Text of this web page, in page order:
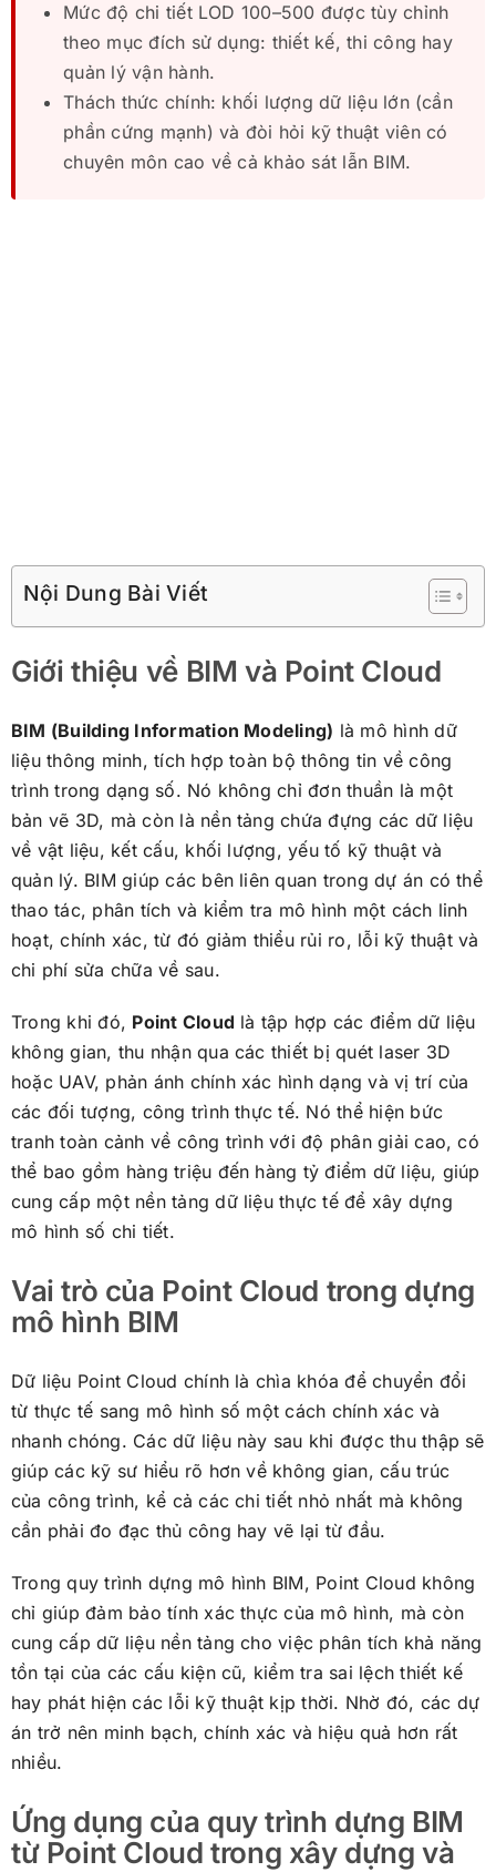
Mức độ chi tiết LOD 100–500 được tùy chỉnh
theo mục đích sử dụng: thiết kế, thi công hay
quản lý vận hành.
Thách thức chính: khối lượng dữ liệu lớn (cần
phần cứng mạnh) và đòi hỏi kỹ thuật viên có
chuyên môn cao về cả khảo sát lẫn BIM.
Nội Dung Bài Viết
Giới thiệu về BIM và Point Cloud
BIM (Building Information Modeling) là mô hình dữ
liệu thông minh, tích hợp toàn bộ thông tin về công
trình trong dạng số. Nó không chỉ đơn thuần là một
bản vẽ 3D, mà còn là nền tảng chứa đựng các dữ liệu
về vật liệu, kết cấu, khối lượng, yếu tố kỹ thuật và
quản lý. BIM giúp các bên liên quan trong dự án có thể
thao tác, phân tích và kiểm tra mô hình một cách linh
hoạt, chính xác, từ đó giảm thiểu rủi ro, lỗi kỹ thuật và
chi phí sửa chữa về sau.
Trong khi đó, Point Cloud là tập hợp các điểm dữ liệu
không gian, thu nhận qua các thiết bị quét laser 3D
hoặc UAV, phản ánh chính xác hình dạng và vị trí của
các đối tượng, công trình thực tế. Nó thể hiện bức
tranh toàn cảnh về công trình với độ phân giải cao, có
thể bao gồm hàng triệu đến hàng tỷ điểm dữ liệu, giúp
cung cấp một nền tảng dữ liệu thực tế để xây dựng
mô hình số chi tiết.
Vai trò của Point Cloud trong dựng
mô hình BIM
Dữ liệu Point Cloud chính là chìa khóa để chuyển đổi
từ thực tế sang mô hình số một cách chính xác và
nhanh chóng. Các dữ liệu này sau khi được thu thập sẽ
giúp các kỹ sư hiểu rõ hơn về không gian, cấu trúc
của công trình, kể cả các chi tiết nhỏ nhất mà không
cần phải đo đạc thủ công hay vẽ lại từ đầu.
Trong quy trình dựng mô hình BIM, Point Cloud không
chỉ giúp đảm bảo tính xác thực của mô hình, mà còn
cung cấp dữ liệu nền tảng cho việc phân tích khả năng
tồn tại của các cấu kiện cũ, kiểm tra sai lệch thiết kế
hay phát hiện các lỗi kỹ thuật kịp thời. Nhờ đó, các dự
án trở nên minh bạch, chính xác và hiệu quả hơn rất
nhiều.
Ứng dụng của quy trình dựng BIM
từ Point Cloud trong xây dựng và